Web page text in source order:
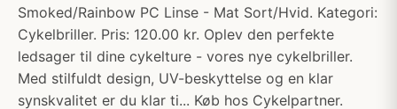
Smoked/Rainbow PC Linse - Mat Sort/Hvid. Kategori:
Cykelbriller. Pris: 120.00 kr. Oplev den perfekte
ledsager til dine cykelture - vores nye cykelbriller.
Med stilfuldt design, UV-beskyttelse og en klar
synskvalitet er du klar ti... Køb hos Cykelpartner.